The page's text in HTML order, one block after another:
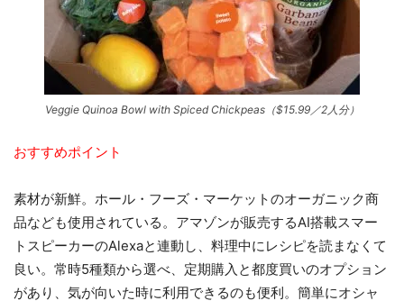
Veggie Quinoa Bowl with Spiced Chickpeas（$15.99／2人分）
おすすめポイント
素材が新鮮。ホール・フーズ・マーケットのオーガニック商
品なども使用されている。アマゾンが販売するAI搭載スマー
トスピーカーのAlexaと連動し、料理中にレシピを読まなくて
良い。常時5種類から選べ、定期購入と都度買いのオプション
があり、気が向いた時に利用できるのも便利。簡単にオシャ